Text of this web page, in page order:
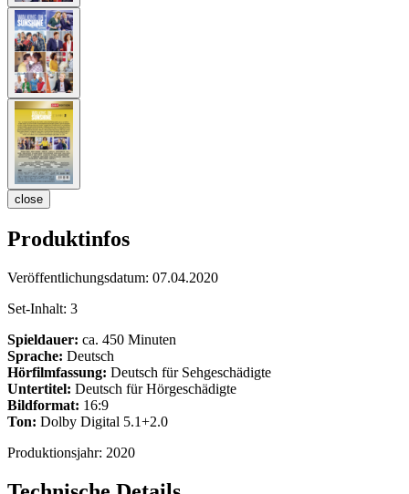
close
Produktinfos
Veröffentlichungsdatum: 07.04.2020
Set-Inhalt: 3
Spieldauer: ca. 450 Minuten
Sprache: Deutsch
Hörfilmfassung: Deutsch für Sehgeschädigte
Untertitel: Deutsch für Hörgeschädigte
Bildformat: 16:9
Ton: Dolby Digital 5.1+2.0
Produktionsjahr: 2020